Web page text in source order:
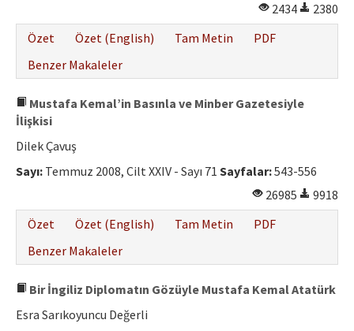
2434
2380
Özet
Özet (English) Tam Metin
PDF
Benzer Makaleler
Mustafa Kemal’in Basınla ve Minber Gazetesiyle
İlişkisi
Dilek Çavuş
Sayı: Temmuz 2008, Cilt XXIV - Sayı 71 Sayfalar:543-556
26985
9918
Özet
Özet (English) Tam Metin
PDF
Benzer Makaleler
Bir İngiliz Diplomatın Gözüyle Mustafa Kemal Atatürk
Esra Sarıkoyuncu Değerli